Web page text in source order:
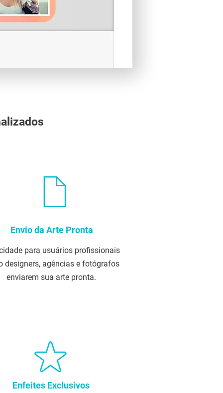
Envio da Arte Pronta
para usuários profissionais
designers, agências e fotógrafos
enviarem sua arte pronta.
Enfeites Exclusivos